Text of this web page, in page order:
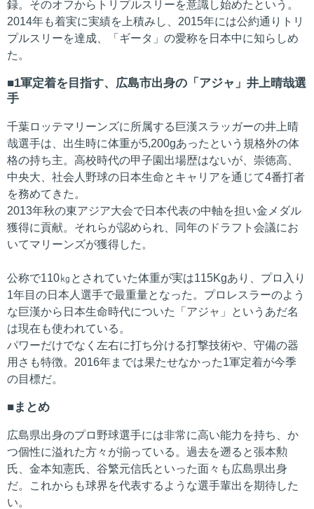
録。そのオフからトリプルスリーを意識し始めたという。
2014年も着実に実績を上積みし、2015年には公約通りトリ
プルスリーを達成、「ギータ」の愛称を日本中に知らしめ
た。
1軍定着を目指す、広島市出身の「アジャ」井上晴哉選
手
千葉ロッテマリーンズに所属する巨漢スラッガーの井上晴
哉選手は、出生時に体重が5,200gあったという規格外の体
格の持ち主。高校時代の甲子園出場歴はないが、崇徳高、
中央大、社会人野球の日本生命とキャリアを通じて4番打者
を務めてきた。
2013年秋の東アジア大会で日本代表の中軸を担い金メダル
獲得に貢献。それらが認められ、同年のドラフト会議にお
いてマリーンズが獲得した。
公称で110㎏とされていた体重が実は115Kgあり、プロ入り
1年目の日本人選手で最重量となった。プロレスラーのよう
な巨漢から日本生命時代についた「アジャ」というあだ名
は現在も使われている。
パワーだけでなく左右に打ち分ける打撃技術や、守備の器
用さも特徴。2016年までは果たせなかった1軍定着が今季
の目標だ。
まとめ
広島県出身のプロ野球選手には非常に高い能力を持ち、か
つ個性に溢れた方々が揃っている。過去を遡ると張本勲
氏、金本知憲氏、谷繁元信氏といった面々も広島県出身
だ。これからも球界を代表するような選手輩出を期待した
い。